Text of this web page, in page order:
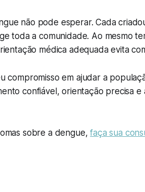
não pode esperar. Cada
toda a comunidade. Ao mesmo
médica adequada evita
compromisso em ajudar a
confiável, orientação precisa e
sobre a dengue,faça sua